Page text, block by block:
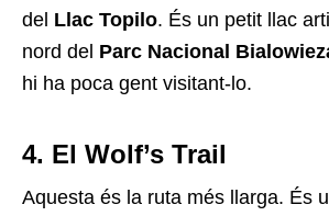
del Llac Topilo. És un petit llac
nord del Parc Nacional
hi ha poca gent visitant-lo.
4. El Wolf’s Trail
Aquesta és la ruta més llarga. És